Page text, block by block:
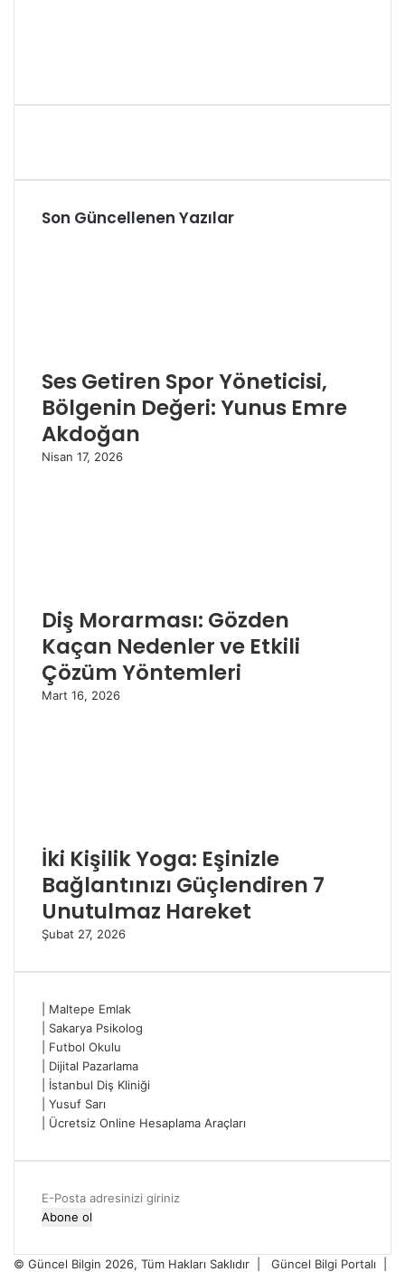
Son Güncellenen Yazılar
Ses Getiren Spor Yöneticisi,
Bölgenin Değeri: Yunus Emre
Akdoğan
Nisan 17, 2026
Diş Morarması: Gözden
Kaçan Nedenler ve Etkili
Çözüm Yöntemleri
Mart 16, 2026
İki Kişilik Yoga: Eşinizle
Bağlantınızı Güçlendiren 7
Unutulmaz Hareket
Şubat 27, 2026
Maltepe Emlak
Sakarya Psikolog
Futbol Okulu
Dijital Pazarlama
İstanbul Diş Kliniği
Yusuf Sarı
Ücretsiz Online Hesaplama Araçları
E-
Posta
giriniz
© Güncel Bilgin 2026, Tüm Hakları Saklıdır | Güncel Bilgi Portalı